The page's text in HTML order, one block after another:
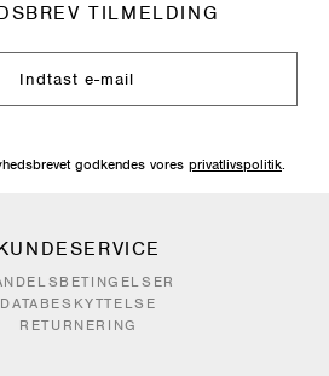
TILMELDING
godkendes vores privatlivspolitik.
DATABESKYTTELSE
RETURNERING